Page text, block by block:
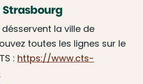
Strasbourg
la ville de
toutes les lignes sur le
: https://www.cts-